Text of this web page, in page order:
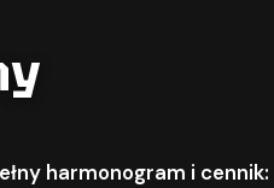
harmonogram i cennik: